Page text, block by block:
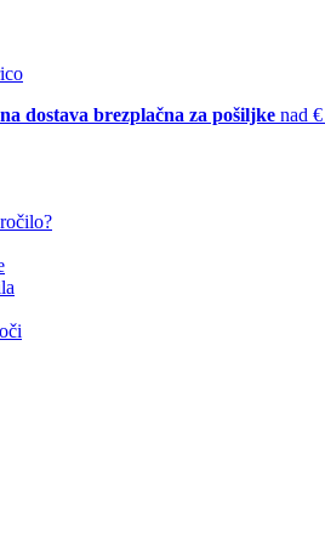
dostava brezplačna za pošiljke nad